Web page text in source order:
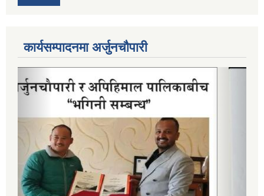
कार्यसम्पादनमा अर्जुनचौपारी